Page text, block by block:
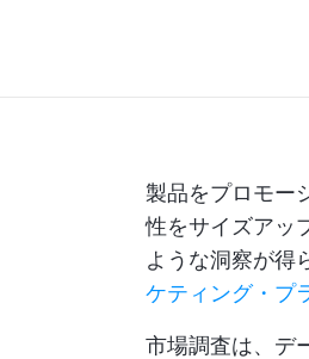
製品をプロモー
性をサイズアッ
ような洞察が得
ケティング・プ
市場調査は、デ